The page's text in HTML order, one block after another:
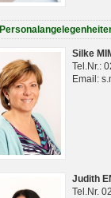
Silke
Tel.Nr.:
Email:
Judith
Tel.Nr.